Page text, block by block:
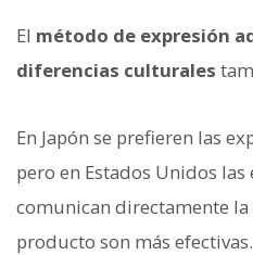
El método de expresión
diferencias culturales
En Japón se prefieren las
pero en Estados Unidos
comunican directamente
producto son más efectivas.